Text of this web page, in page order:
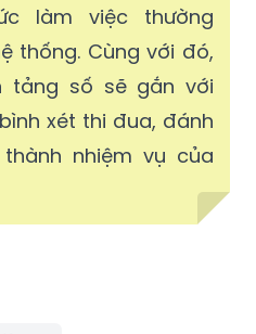
làm việc thường
thống. Cùng với đó,
tảng số sẽ gắn với
xét thi đua, đánh
nhiệm vụ của